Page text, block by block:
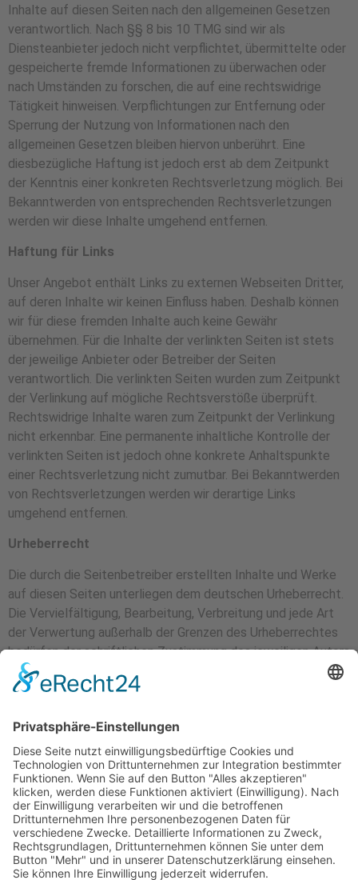
Inhalte auf diesen Seiten nach den allgemeinen Gesetzen
verantwortlich. Nach §§ 8 bis 10 TMG sind wir als
Diensteanbieter jedoch nicht verpflichtet, übermittelte oder
gespeicherte fremde Informationen zu überwachen oder
nach Umständen zu forschen, die auf eine rechtswidrige
Tätigkeit hinweisen. Verpflichtungen zur Entfernung oder
Sperrung der Nutzung von Informationen nach den
allgemeinen Gesetzen bleiben hiervon unberührt. Eine
diesbezügliche Haftung ist jedoch erst ab dem Zeitpunkt
der Kenntnis einer konkreten Rechtsverletzung möglich. Bei
Bekanntwerden von entsprechenden Rechtsverletzungen
werden wir diese Inhalte umgehend entfernen.
Haftung für Links
Unser Angebot enthält Links zu externen Webseiten Dritter,
auf deren Inhalte wir keinen Einfluss haben. Deshalb können
wir für diese fremden Inhalte auch keine Gewähr
übernehmen. Für die Inhalte der verlinkten Seiten ist stets
der jeweilige Anbieter oder Betreiber der Seiten
verantwortlich. Die verlinkten Seiten wurden zum Zeitpunkt
der Verlinkung auf mögliche Rechtsverstöße überprüft.
Rechtswidrige Inhalte waren zum Zeitpunkt der Verlinkung
nicht erkennbar. Eine permanente inhaltliche Kontrolle der
verlinkten Seiten ist jedoch ohne konkrete Anhaltspunkte
einer Rechtsverletzung nicht zumutbar. Bei Bekanntwerden
von Rechtsverletzungen werden wir derartige Links
umgehend entfernen.
Urheberrecht
Die durch die Seitenbetreiber erstellten Inhalte und Werke
auf diesen Seiten unterliegen dem deutschen Urheberrecht.
Die Vervielfältigung, Bearbeitung, Verbreitung und jede Art
der Verwertung außerhalb der Grenzen des Urheberrechtes
bedürfen der schriftlichen Zustimmung des jeweiligen Autors
bzw. Erstellers. Downloads und Kopien dieser Seite sind nur
für den privaten, nicht kommerziellen Gebrauch gestattet.
erstellt wurden, werden die Urheberrechte Dritter beachtet.
Insbesondere werden Inhalte Dritter als solche
gekennzeichnet. Sollten Sie trotzdem auf eine
Urheberrechtsverletzung aufmerksam werden, bitten wir um
einen entsprechenden Hinweis. Bei Bekanntwerden von
Rechtsverletzungen werden wir derartige Inhalte umgehend
entfernen.